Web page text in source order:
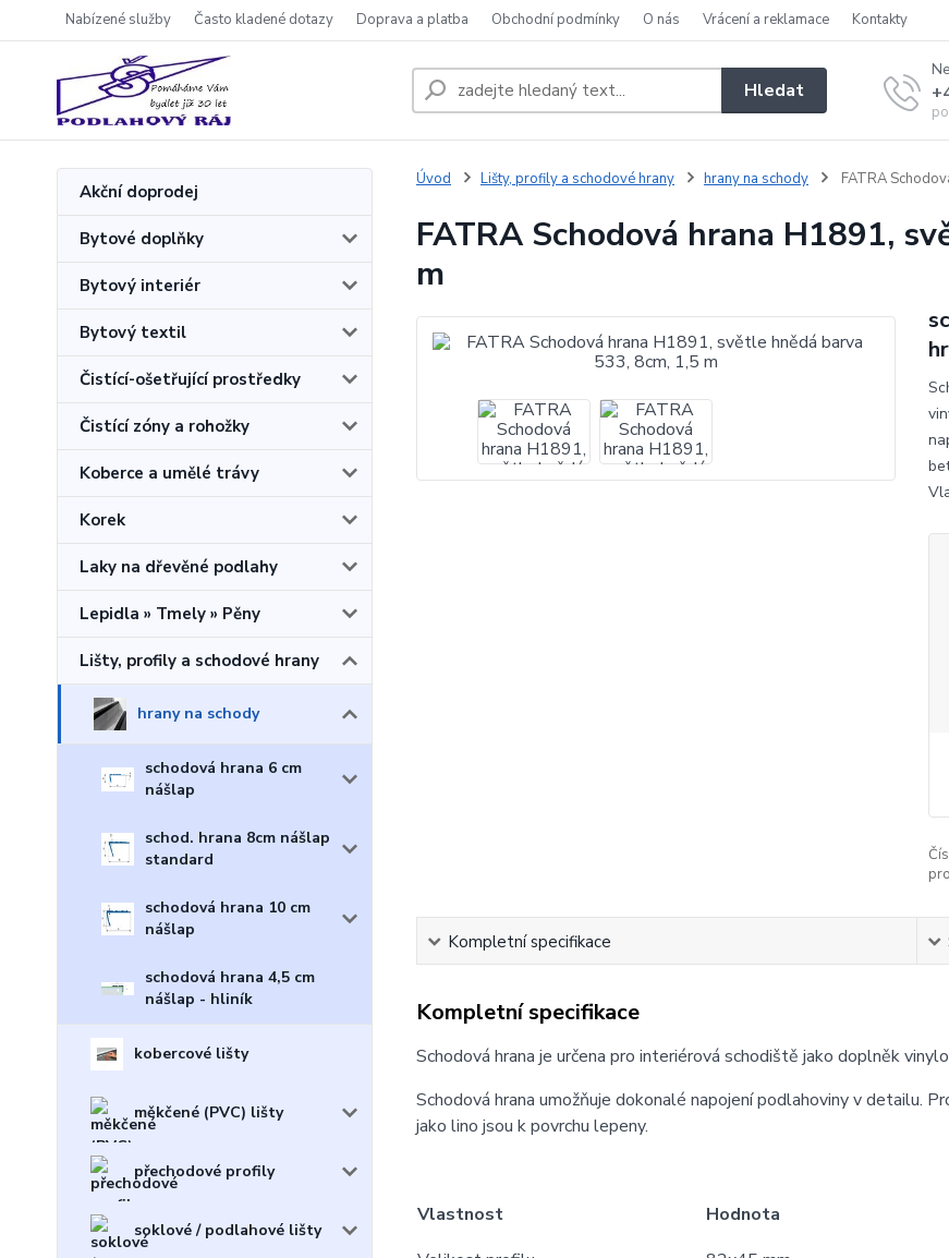
Nabízené služby Často kladené dotazy Doprava a platba Obchodní podmínky O nás Vrácení a reklamace Kontakty
Hledat
Akční doprodej
Bytové doplňky
Bytový interiér
Bytový textil
Čistící-ošetřující prostředky
Čistící zóny a rohožky
Koberce a umělé trávy
Korek
Laky na dřevěné podlahy
Lepidla » Tmely » Pěny
Lišty, profily a schodové hrany
hrany na schody
schodová hrana 6 cm
nášlap
schod. hrana 8cm nášlap
standard
schodová hrana 10 cm
nášlap
schodová hrana 4,5 cm
nášlap - hliník
kobercové lišty
měkčené (PVC) lišty
přechodové profily
soklové / podlahové lišty
Úvod Lišty, profily a schodové hrany hrany na schody FATRA
FATRA Schodová hrana H1891,
m
Kompletní specifikace
Kompletní specifikace
Schodová hrana je určena pro interiérová schodiště jako doplněk
Schodová hrana umožňuje dokonalé napojení podlahoviny v detailu.
jako lino jsou k povrchu lepeny.
Vlastnost
Hodnota